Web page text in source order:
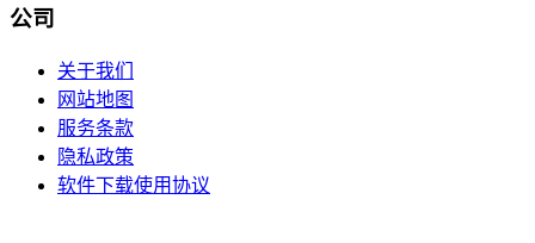
公司
关于我们
网站地图
服务条款
隐私政策
软件下载使用协议